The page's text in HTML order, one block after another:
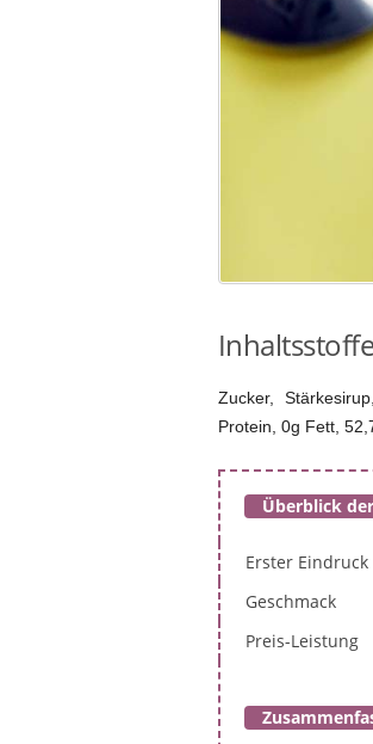
Zucker,
Protein, 0g Fett,
Überblick
Erster Eindruck
Geschmack
Preis-Leistung